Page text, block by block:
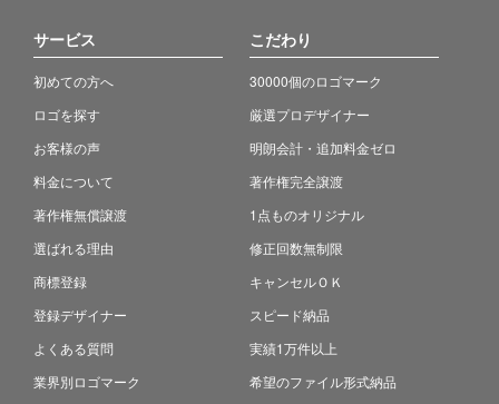
サービス
初めての方へ
ロゴを探す
お客様の声
料金について
著作権無償譲渡
選ばれる理由
商標登録
登録デザイナー
よくある質問
業界別ロゴマーク
こだわり
30000個のロゴマーク
厳選プロデザイナー
明朗会計・追加料金ゼロ
著作権完全譲渡
1点ものオリジナル
修正回数無制限
キャンセルＯＫ
スピード納品
実績1万件以上
希望のファイル形式納品